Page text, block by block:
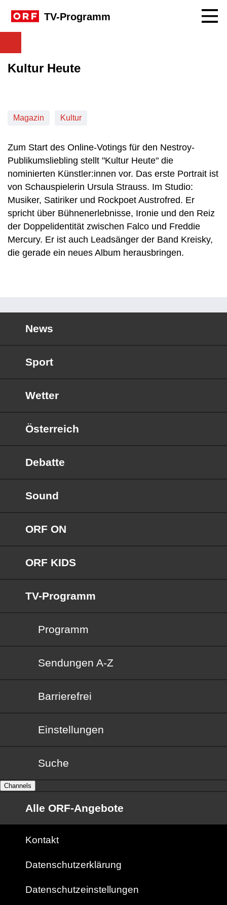
TV-Programm
Kultur Heute
Magazin Kultur
Zum Start des Online-Votings für den Nestroy-
Publikumsliebling stellt "Kultur Heute" die
nominierten Künstler:innen vor. Das erste Portrait ist
von Schauspielerin Ursula Strauss. Im Studio:
Musiker, Satiriker und Rockpoet Austrofred. Er
spricht über Bühnenerlebnisse, Ironie und den Reiz
der Doppelidentität zwischen Falco und Freddie
Mercury. Er ist auch Leadsänger der Band Kreisky,
die gerade ein neues Album herausbringen.
News
Sport
Wetter
Österreich
Debatte
Sound
ORF ON
ORF KIDS
TV-Programm
Programm
Sendungen von A bis Z
Sendungen A-Z
Barrierefrei
Barrierefrei
Einstellungen
Suche
Channels
Alle ORF-Angebote
Kontakt
Datenschutzerklärung
Datenschutzeinstellungen